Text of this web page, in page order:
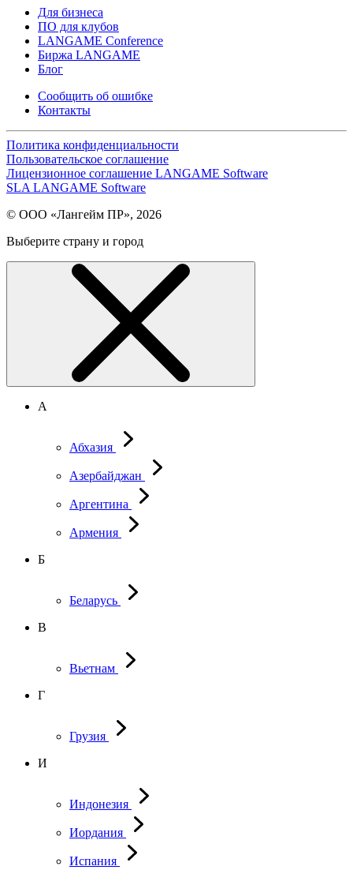
Для бизнеса
ПО для клубов
LANGAME Conference
Биржа LANGAME
Блог
Сообщить об ошибке
Контакты
Политика конфиденциальности
Пользовательское соглашение
Лицензионное соглашение LANGAME Software
SLA LANGAME Software
© ООО «Лангейм ПР», 2026
Выберите страну и город
А
Абхазия
Азербайджан
Аргентина
Армения
Б
Беларусь
В
Вьетнам
Г
Грузия
И
Индонезия
Иордания
Испания